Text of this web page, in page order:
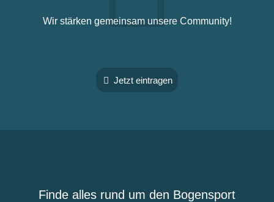
Wir stärken gemeinsam unsere Community!
Jetzt eintragen
Finde alles rund um den Bogensport